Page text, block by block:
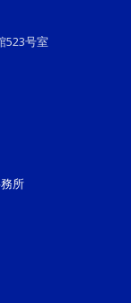
523号室
所